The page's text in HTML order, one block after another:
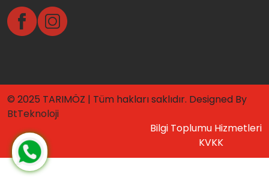
© 2025 TARIMÖZ | Tüm hakları saklıdır. Designed By
BtTeknoloji
Bilgi Toplumu Hizmetleri
KVKK